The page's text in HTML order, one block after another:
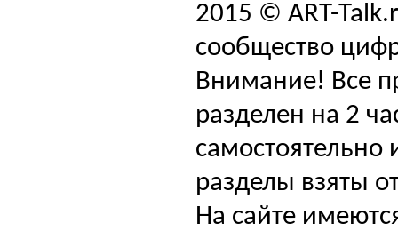
2015 © ART-
сообщество
Внимание! Все
разделен на 2
самостоятельно
разделы взяты
На сайте